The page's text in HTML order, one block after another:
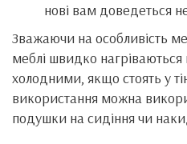
нові вам доведеться
Зважаючи на особливість
меблі швидко нагріваються
холодними, якщо стоять у
використання можна
подушки на сидіння чи